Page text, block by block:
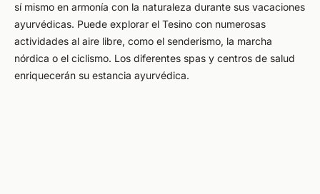
sí mismo en armonía con la naturaleza durante sus vacaciones
ayurvédicas. Puede explorar el Tesino con numerosas
actividades al aire libre, como el senderismo, la marcha
nórdica o el ciclismo. Los diferentes spas y centros de salud
enriquecerán su estancia ayurvédica.